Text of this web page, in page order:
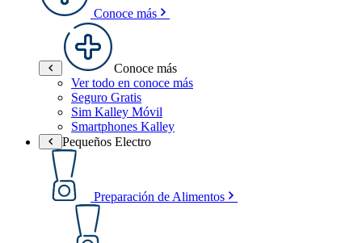
Conoce más
Conoce más
Ver todo en conoce más
Seguro Gratis
Sim Kalley Móvil
Smartphones Kalley
Pequeños Electro
Preparación de Alimentos